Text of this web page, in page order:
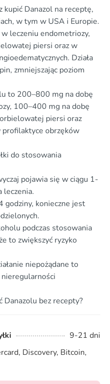
kupić Danazol na receptę,
w tym w USA i Europie.
leczeniu endometriozy,
piersi oraz w
Działa
zmniejszając poziom
to 200–800 mg na dobę
100–400 mg na dobę
piersi oraz
obrzęków
do stosowania
pojawia się w ciągu 1-
leczenia.
godziny, konieczne jest
podczas stosowania
to zwiększyć ryzyko
niepożądane to
nieregularności
Danazolu bez recepty?
9-21 dni
Discovery, Bitcoin,